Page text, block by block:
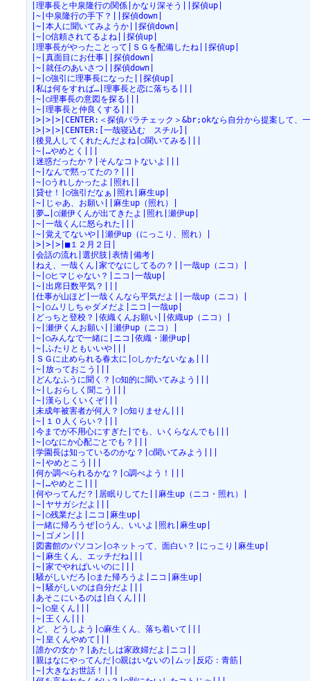
|理事長と中泉隆行の関係|かなり深そう||探偵up|
|~|中泉隆行の手下？||探偵down|
|~|本人に聞いてみようか||探偵down|
|~|○信頼されてるよね||探偵up|
|理事長がやったことって|ＳＧを配備したね||探偵up|
|~|真面目にお仕事||探偵down|
|~|就任のあいさつ||探偵down|
|~|○強引に理事長になった||探偵up|
|私は何をすれば…|理事長と恋に落ちる|||
|~|○理事長の意図を探る|||
|~|理事長と仲良くする|||
|>|>|>|CENTER:＜探偵パラチェック＞&br;okなら自分から提案して、
|>|>|>|CENTER:[一哉寝込む　スチル]|
|後見人してくれたんだよね|○聞いてみる|||
|~|…やめとく|||
|迷惑だったか？|そんなコトないよ|||
|~|なんで黙ってたの？|||
|~|○うれしかったよ|照れ||
|貸せ！|○強引だなぁ|照れ|麻生up|
|~|じゃあ、お願い||麻生up（照れ）|
|夢…|○瀬伊くんが出てきたよ|照れ|瀬伊up|
|~|一哉くんに怒られた|||
|~|覚えてないや||瀬伊up（にっこり、照れ）|
|>|>|>|■１２月２日|
|会話の流れ|選択肢|表情|備考|
|ねえ、一哉くん|家でなにしてるの？||一哉up（ニコ）|
|~|○ヒマじゃない？|ニコ|一哉up|
|~|出席日数平気？|||
|仕事が山ほど|一哉くんなら平気だよ||一哉up（ニコ）|
|~|○ムリしちゃダメだよ|ニコ|一哉up|
|どっちと登校？|依織くんお願い||依織up（ニコ）|
|~|瀬伊くんお願い||瀬伊up（ニコ）|
|~|○みんなで一緒に|ニコ|依織・瀬伊up|
|~|ふたりともいいや|||
|ＳＧに止められる春太に|○しかたないなぁ|||
|~|放っておこう|||
|どんなふうに聞く？|○知的に聞いてみよう|||
|~|しおらしく聞こう|||
|~|漢らしくいくぞ|||
|未成年被害者が何人？|○知りません|||
|~|１０人くらい？|||
|今までが不用心にすぎた|でも、いくらなんでも|||
|~|○なにか心配ごとでも？|||
|学園長は知っているのかな？|○聞いてみよう|||
|~|やめとこう|||
|何か調べられるかな？|○調べよう！|||
|~|…やめとこ|||
|何やってんだ？|居眠りしてた||麻生up（ニコ・照れ）|
|~|ヤサガシだよ|||
|~|○残業だよ|ニコ|麻生up|
|一緒に帰ろうぜ|○うん、いいよ|照れ|麻生up|
|~|ゴメン|||
|図書館のパソコン|○ネットって、面白い？|にっこり|麻生up|
|~|麻生くん、エッチだね|||
|~|家でやればいいのに|||
|騒がしいだろ|○また帰ろうよ|ニコ|麻生up|
|~|騒がしいのは自分だよ|||
|あそこにいるのは|白くん|||
|~|○皇くん|||
|~|王くん|||
|ど、どうしよう|○麻生くん、落ち着いて|||
|~|皇くんやめて|||
|誰かの女か？|あたしは家政婦だよ|ニコ||
|親はなにやってんだ|○親はいないの|ムッ|反応：青筋|
|~|大きなお世話！|||